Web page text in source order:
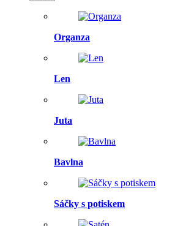
Organza
Len
Juta
Bavlna
Sáčky s potiskem